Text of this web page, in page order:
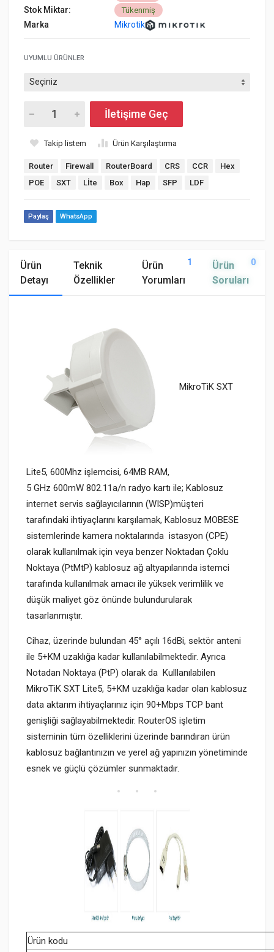
Stok Miktar: Tükenmiş
Marka Mikrotik
UYUMLU ÜRÜNLER
İletişime Geç
Takip listem Ürün Karşılaştırma
Router Firewall RouterBoard CRS CCR
Hex
POE
SXT Lİte Box Hap SFP LDF
Paylaş WhatsApp
Ürün
Detayı
Teknik
Özellikler
Ürün
Yorumları
1
Ürün
Soruları
0
MikroTiK SXT
Lite5, 600Mhz işlemcisi, 64MB RAM,
5 GHz 600mW 802.11a/n radyo kartı ile; Kablosuz
internet servis sağlayıcılarının (WISP)müşteri
tarafındaki ihtiyaçlarını karşılamak, Kablosuz MOBESE
sistemlerinde kamera noktalarında istasyon (CPE)
olarak kullanılmak için veya benzer Noktadan Çoklu
Noktaya (PtMtP) kablosuz ağ altyapılarında istemci
tarafında kullanılmak amacı ile yüksek verimlilik ve
düşük maliyet göz önünde bulundurularak
tasarlanmıştır.
Cihaz, üzerinde bulundan 45° açılı 16dBi, sektör anteni
ile 5+KM uzaklığa kadar kullanılabilmektedir. Ayrıca
Notadan Noktaya (PtP) olarak da Kulllanılabilen
MikroTiK SXT Lite5, 5+KM uzaklığa kadar olan kablosuz
data aktarım ihtiyaçlarınız için 90+Mbps TCP bant
genişliği sağlayabilmektedir. RouterOS işletim
sisteminin tüm özelliklerini üzerinde barındıran ürün
kablosuz bağlantınızın ve yerel ağ yapınızın yönetiminde
esnek ve güçlü çözümler sunmaktadır.
Ürün kodu